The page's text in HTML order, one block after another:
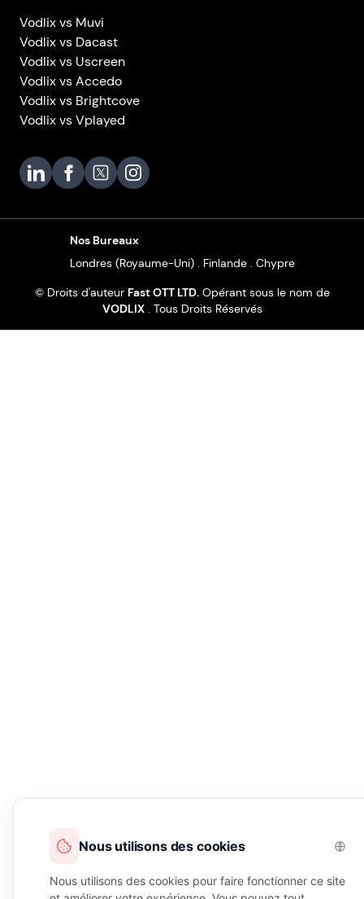
Vodlix vs Muvi
Vodlix vs Dacast
Vodlix vs Uscreen
Vodlix vs Accedo
Vodlix vs Brightcove
Vodlix vs Vplayed
Vodlix on LinkedIn
Vodlix on Facebook
Vodlix on X (Twitter)
Vodlix on Instagram
Nos Bureaux
Londres (Royaume-Uni) . Finlande . Chypre
© Droits d'auteur Fast OTT LTD.Opérant sous le nom de
VODLIX. Tous Droits Réservés